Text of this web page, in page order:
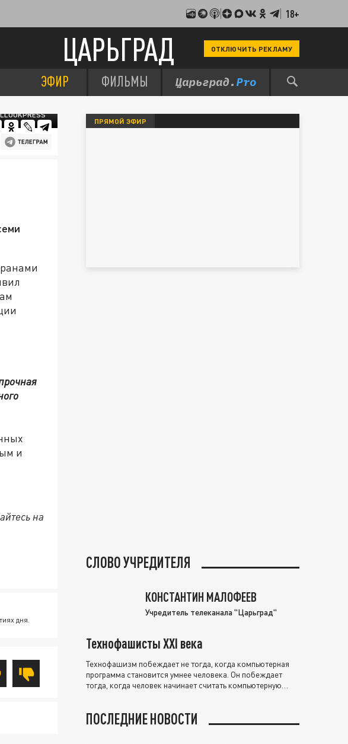
18+
ЦАРЬГРАД ОТКЛЮЧИТЬ РЕКЛАМУ
ЭФИР ФИЛЬМЫ
и
на
дня.
ПРЯМОЙ ЭФИР
СЛОВО УЧРЕДИТЕЛЯ
КОНСТАНТИН МАЛОФЕЕВ
Учредитель телеканала "Царьград"
Технофашисты XXI века
Технофашизм побеждает не тогда, когда компьютерная
программа становится умнее человека. Он побеждает
тогда, когда человек начинает считать компьютерную
ПОСЛЕДНИЕ НОВОСТИ